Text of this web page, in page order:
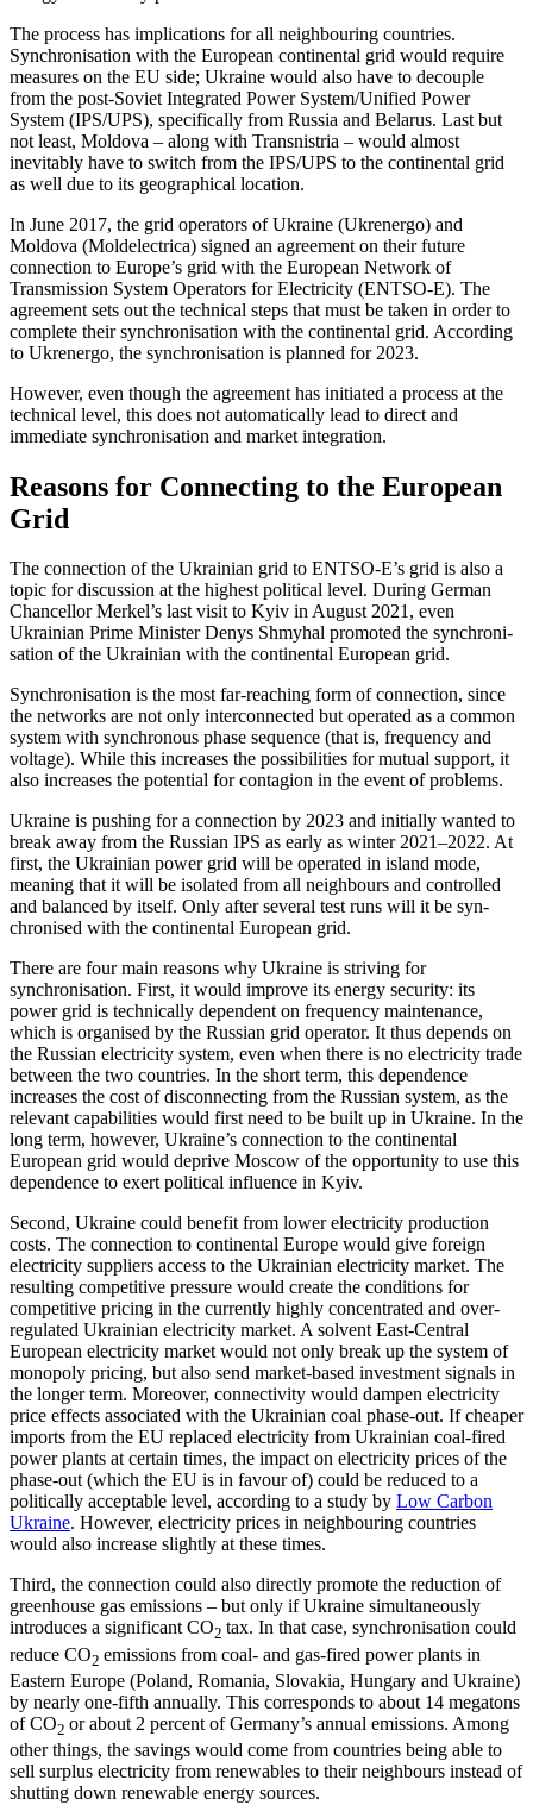
The process has implications for all neigh­bouring countries.
Synchronisation with the European continental grid would require
measures on the EU side; Ukraine would also have to decouple
from the post-Soviet Integrated Power System/Unified Power
System (IPS/UPS), specifically from Russia and Belarus. Last but
not least, Mol­dova – along with Transnistria – would almost
inevitably have to switch from the IPS/UPS to the continental grid
as well due to its geographical location.
In June 2017, the grid operators of Ukraine (Ukrenergo) and
Moldova (Mold­electrica) signed an agreement on their future
connection to Europe’s grid with the European Network of
Transmission System Operators for Electricity (ENTSO-E). The
agreement sets out the technical steps that must be taken in order to
complete their synchronisation with the continental grid. According
to Ukrenergo, the synchronisa­tion is planned for 2023.
However, even though the agreement has initiated a process at the
technical level, this does not automatically lead to direct and
immediate synchronisation and market integration.
Reasons for Connecting to the European
Grid
The connection of the Ukrainian grid to ENTSO-E’s grid is also a
topic for discussion at the highest political level. During Ger­man
Chancellor Merkel’s last visit to Kyiv in August 2021, even
Ukrainian Prime Minis­ter Denys Shmyhal promoted the syn­chroni­
sation of the Ukrainian with the con­ti­nent­al European grid.
Synchronisation is the most far-reaching form of connection, since
the networks are not only interconnected but operated as a common
system with synchronous phase sequence (that is, frequency and
voltage). While this increases the possibilities for mutual support, it
also increases the poten­tial for contagion in the event of problems.
Ukraine is pushing for a connection by 2023 and initially wanted to
break away from the Russian IPS as early as winter 2021–2022. At
first, the Ukrainian power grid will be operated in island mode,
mean­ing that it will be isolated from all neigh­bours and controlled
and balanced by itself. Only after several test runs will it be syn­
chronised with the continental European grid.
There are four main reasons why Ukraine is striving for
synchronisation. First, it would improve its energy security: its
power grid is technically dependent on frequency maintenance,
which is organised by the Russian grid operator. It thus depends on
the Russian electricity system, even when there is no electricity trade
between the two countries. In the short term, this depend­ence
increases the cost of disconnecting from the Russian system, as the
relevant capabilities would first need to be built up in Ukraine. In the
long term, however, Ukraine’s connection to the continental
European grid would deprive Moscow of the opportunity to use this
dependence to exert political influence in Kyiv.
Second, Ukraine could benefit from lower electricity production
costs. The con­nection to continental Europe would give foreign
electricity suppliers access to the Ukrainian electricity market. The
resulting competitive pressure would create the conditions for
competitive pricing in the cur­rently highly concentrated and over-
regu­lated Ukrainian electricity market. A solvent East-Central
European electricity market would not only break up the system of
monopoly pricing, but also send market-based investment signals in
the longer term. Moreover, connectivity would dampen electricity
price effects associated with the Ukrainian coal phase-out. If cheaper
im­ports from the EU replaced elec­tricity from Ukrainian coal-fired
power plants at certain times, the impact on electricity prices of the
phase-out (which the EU is in favour of) could be reduced to a
politically acceptable level, according to a study by Low Carbon
Ukraine. However, electricity prices in neigh­bouring countries
would also increase slightly at these times.
Third, the connection could also directly promote the reduction of
greenhouse gas emissions – but only if Ukraine simulta­neously
introduces a significant CO2 tax. In that case, synchronisation could
reduce CO2 emissions from coal- and gas-fired power plants in
Eastern Europe (Poland, Romania, Slovakia, Hungary and Ukraine)
by nearly one-fifth annually. This corresponds to about 14 megatons
of CO2 or about 2 per­cent of Germany’s annual emissions. Among
other things, the savings would come from countries being able to
sell sur­plus electricity from renewables to their neighbours instead of
shutting down renew­able energy sources.